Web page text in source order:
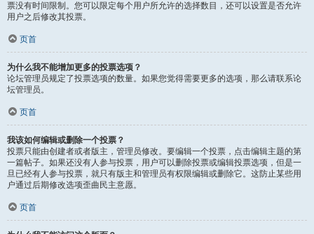
票没有时间限制。您可以限定每个用户所允许的选择数目，还可以设置是否允许
用户之后修改其投票。
页首
为什么我不能增加更多的投票选项？
论坛管理员规定了投票选项的数量。如果您觉得需要更多的选项，那么请联系论
坛管理员。
页首
我该如何编辑或删除一个投票？
投票只能由创建者或者版主，管理员修改。要编辑一个投票，点击编辑主题的第
一篇帖子。如果还没有人参与投票，用户可以删除投票或编辑投票选项，但是一
旦已经有人参与投票，就只有版主和管理员有权限编辑或删除它。这防止某些用
户通过后期修改选项歪曲民主意愿。
页首